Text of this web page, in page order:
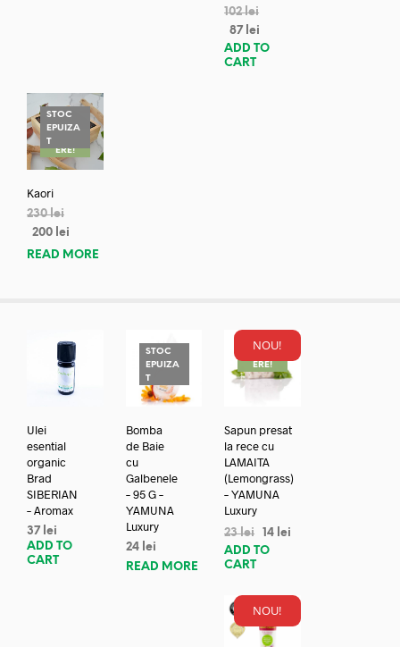
102lei
87 lei
ADD TO
CART
STOC
EPUIZA
TREDUC
ERE!
Kaori
230lei
200 lei
READ MORE
Ulei
esential
organic
Brad
SIBERIAN
– Aromax
37 lei
ADD TO
CART
STOC
EPUIZA
T
Bomba
de Baie
cu
Galbenele
– 95 G –
YAMUNA
Luxury
24 lei
READ MORE
NOU!
REDUC
ERE!
Sapun presat
la rece cu
LAMAITA
(Lemongrass)
– YAMUNA
Luxury
23lei 14 lei
ADD TO
CART
NOU!